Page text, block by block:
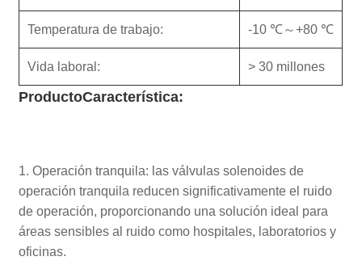
Temperatura de trabajo: -10 ℃～+80 ℃
Vida laboral: > 30 millones
ProductoCaracterística:
1. Operación tranquila: las válvulas solenoides de
operación tranquila reducen significativamente el ruido
de operación, proporcionando una solución ideal para
áreas sensibles al ruido como hospitales, laboratorios y
oficinas.